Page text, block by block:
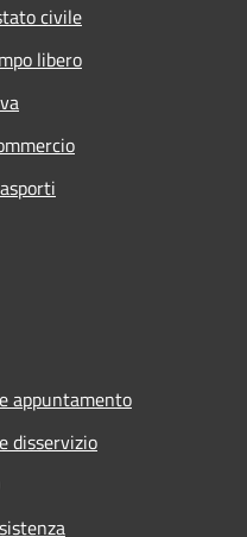
civile
libero
appuntamento
disservizio